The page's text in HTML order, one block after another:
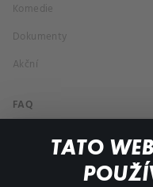
TATO
Komedie
Dokumenty
Akční
FAQ
Můj účet
Důležité odkazy